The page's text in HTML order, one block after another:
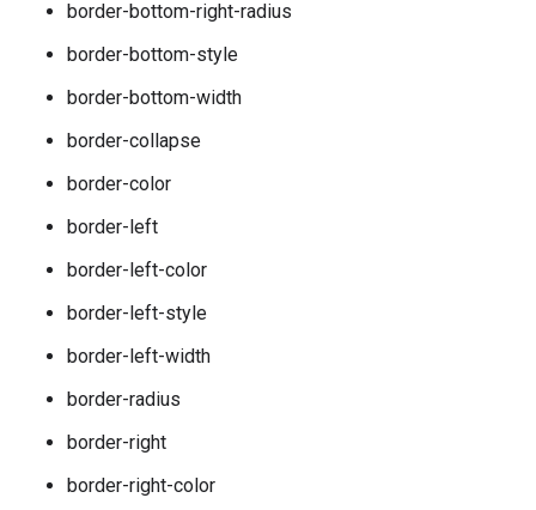
border-bottom-right-radius
border-bottom-style
border-bottom-width
border-collapse
border-color
border-left
border-left-color
border-left-style
border-left-width
border-radius
border-right
border-right-color